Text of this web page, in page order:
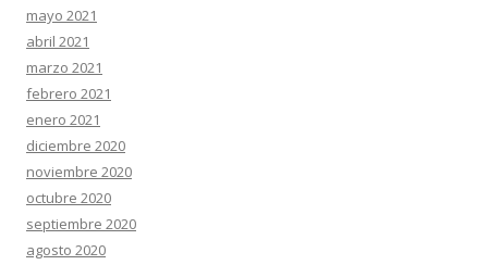
mayo 2021
abril 2021
marzo 2021
febrero 2021
enero 2021
diciembre 2020
noviembre 2020
octubre 2020
septiembre 2020
agosto 2020